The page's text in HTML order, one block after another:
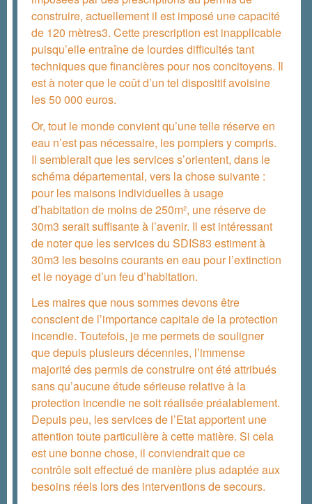
construire, actuellement il est imposé une capacité
de 120 mètres3. Cette prescription est inapplicable
puisqu’elle entraîne de lourdes difficultés tant
techniques que financières pour nos concitoyens. Il
est à noter que le coût d’un tel dispositif avoisine
les 50 000 euros.
Or, tout le monde convient qu’une telle réserve en
eau n’est pas nécessaire, les pompiers y compris.
Il semblerait que les services s’orientent, dans le
schéma départemental, vers la chose suivante :
pour les maisons individuelles à usage
d’habitation de moins de 250m², une réserve de
30m3 serait suffisante à l’avenir. Il est intéressant
de noter que les services du SDIS83 estiment à
30m3 les besoins courants en eau pour l’extinction
et le noyage d’un feu d’habitation.
Les maires que nous sommes devons être
conscient de l’importance capitale de la protection
incendie. Toutefois, je me permets de souligner
que depuis plusieurs décennies, l’immense
majorité des permis de construire ont été attribués
sans qu’aucune étude sérieuse relative à la
protection incendie ne soit réalisée préalablement.
Depuis peu, les services de l’Etat apportent une
attention toute particulière à cette matière. Si cela
est une bonne chose, il conviendrait que ce
contrôle soit effectué de manière plus adaptée aux
besoins réels lors des interventions de secours.